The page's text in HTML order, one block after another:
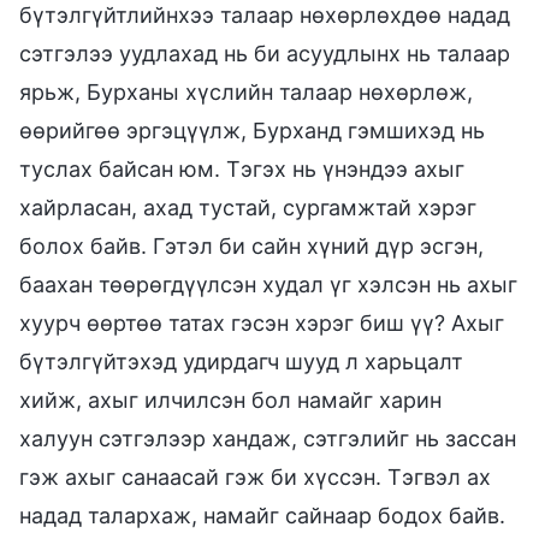
бүтэлгүйтлийнхээ талаар нөхөрлөхдөө надад
сэтгэлээ уудлахад нь би асуудлынх нь талаар
ярьж, Бурханы хүслийн талаар нөхөрлөж,
өөрийгөө эргэцүүлж, Бурханд гэмшихэд нь
туслах байсан юм. Тэгэх нь үнэндээ ахыг
хайрласан, ахад тустай, сургамжтай хэрэг
болох байв. Гэтэл би сайн хүний дүр эсгэн,
баахан төөрөгдүүлсэн худал үг хэлсэн нь ахыг
хуурч өөртөө татах гэсэн хэрэг биш үү? Ахыг
бүтэлгүйтэхэд удирдагч шууд л харьцалт
хийж, ахыг илчилсэн бол намайг харин
халуун сэтгэлээр хандаж, сэтгэлийг нь зассан
гэж ахыг санаасай гэж би хүссэн. Тэгвэл ах
надад талархаж, намайг сайнаар бодох байв.